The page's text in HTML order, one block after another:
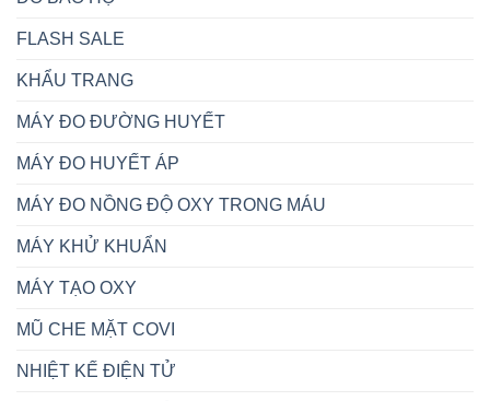
FLASH SALE
KHẨU TRANG
MÁY ĐO ĐƯỜNG HUYẾT
MÁY ĐO HUYẾT ÁP
MÁY ĐO NỒNG ĐỘ OXY TRONG MÁU
MÁY KHỬ KHUẨN
MÁY TẠO OXY
MŨ CHE MẶT COVI
NHIỆT KẾ ĐIỆN TỬ